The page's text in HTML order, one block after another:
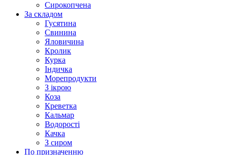
Сирокопчена
За складом
Гусятина
Свинина
Яловичина
Кролик
Курка
Індичка
Морепродукти
З ікрою
Коза
Креветка
Кальмар
Водорості
Качка
З сиром
По призначенню